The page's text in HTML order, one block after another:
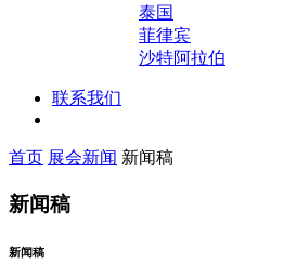
泰国
菲律宾
沙特阿拉伯
联系我们
首页 展会新闻 新闻稿
新闻稿
新闻稿